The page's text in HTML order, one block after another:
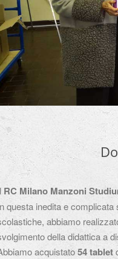
RC Milano Manzoni
questa inedita e
abbiamo
della didattica a
acquistato54 tablet